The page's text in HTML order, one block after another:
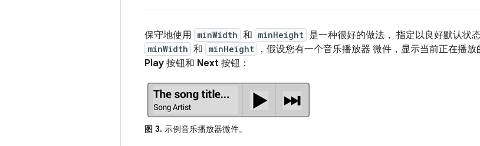
保守地使用 minWidth 和 minHeight 是一种很好的做法， 指定以良好默认状
minWidth 和 minHeight
，假设您有一个音乐播放器 微件，显示当前正在播
Play 按钮和 Next 按钮：
图 3. 示例音乐播放器微件。